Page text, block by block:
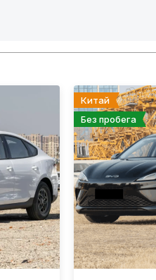
Китай
Без пробега